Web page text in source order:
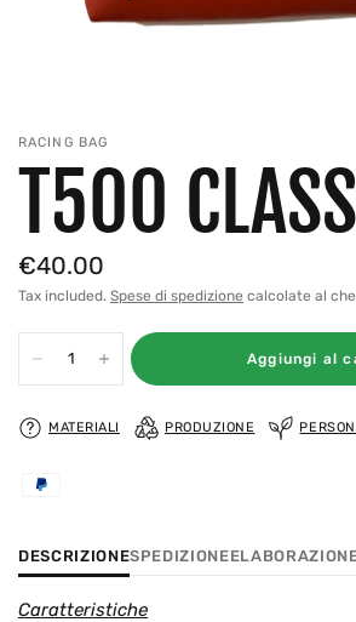
RACING BAG
T500
€40.00
Tax included. Spese di spedizione calcolate al
Aggiungi al
MATERIALI PRODUZIONE
DESCRIZIONESPEDIZIONE
Caratteristiche